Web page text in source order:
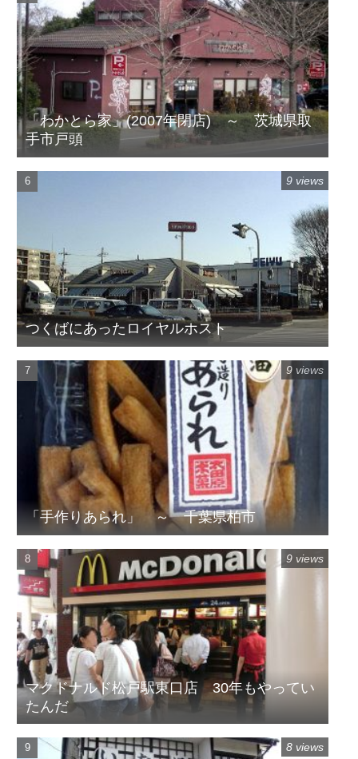
「わかとら家」(2007年閉店) ～ 茨城県取
手市戸頭
つくばにあったロイヤルホスト
9 views
「手作りあられ」 ～ 千葉県柏市
9 views
マクドナルド松戸駅東口店 30年もやってい
たんだ
9 views
8 views